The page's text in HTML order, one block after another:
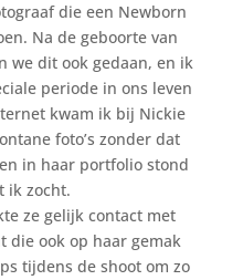
die een Newborn
Na de geboorte van
we dit ook gedaan, en ik
periode in ons leven
kwam ik bij Nickie
foto’s zonder dat
in haar portfolio stond
ik zocht.
ze gelijk contact met
die ook op haar gemak
tijdens de shoot om zo